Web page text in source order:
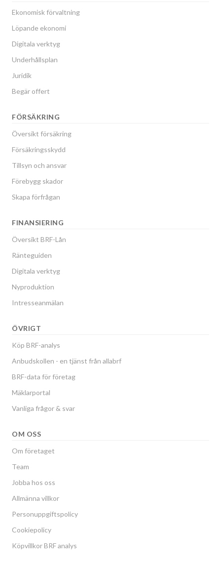
Ekonomisk förvaltning
Löpande ekonomi
Digitala verktyg
Underhållsplan
Juridik
Begär offert
FÖRSÄKRING
Översikt försäkring
Försäkringsskydd
Tillsyn och ansvar
Förebygg skador
Skapa förfrågan
FINANSIERING
Översikt BRF-Lån
Ränteguiden
Digitala verktyg
Nyproduktion
Intresseanmälan
ÖVRIGT
Köp BRF-analys
Anbudskollen - en tjänst från allabrf
BRF-data för företag
Mäklarportal
Vanliga frågor & svar
OM OSS
Om företaget
Team
Jobba hos oss
Allmänna villkor
Personuppgiftspolicy
Cookiepolicy
Köpvillkor BRF analys